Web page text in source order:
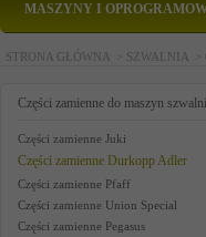
MASZYNY I
STRONA GŁÓWNA > SZWALNIA >
Części zamienne do maszyn
Części zamienne Juki
Części zamienne Durkopp Adler
Części zamienne Pfaff
Części zamienne Union Special
Części zamienne Pegasus